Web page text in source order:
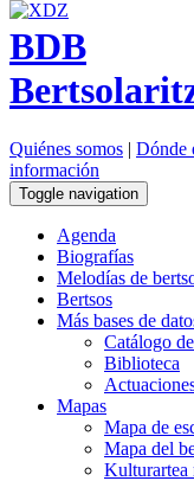
BDB
Quiénes somos | Dónde
información
Toggle navigation
Agenda
Biografías
Melodías de
Bertsos
Más bases de
Catálogo
Biblioteca
Mapas
Mapa de
Mapa del
Kulturartea